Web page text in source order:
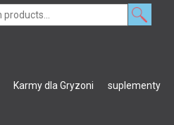
Karmy dla Gryzoni suplementy